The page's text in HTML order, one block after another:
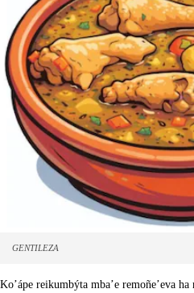
GENTILEZA
Ko’ápe reikumbýta mba’e remoñe’eva